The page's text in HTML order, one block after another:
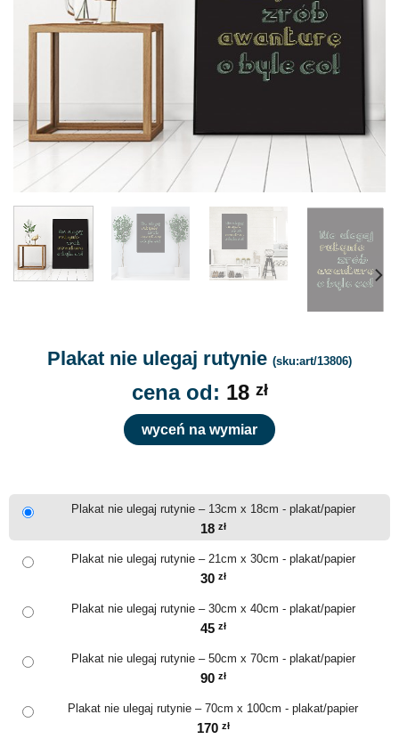
Plakat nie ulegaj rutynie (sku:art/13806)
cena od: 18 zł
wyceń na wymiar
Plakat nie ulegaj rutynie – 13cm x 18cm - plakat/papier
18 zł
Plakat nie ulegaj rutynie – 21cm x 30cm - plakat/papier
30 zł
Plakat nie ulegaj rutynie – 30cm x 40cm - plakat/papier
45 zł
Plakat nie ulegaj rutynie – 50cm x 70cm - plakat/papier
90 zł
Plakat nie ulegaj rutynie – 70cm x 100cm - plakat/papier
170 zł